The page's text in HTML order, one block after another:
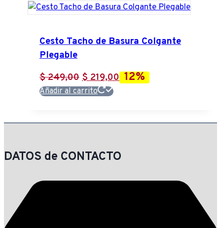
Cesto Tacho de Basura Colgante
Plegable
$249,00 El
precio
era:
$219,00El
es:
12%
Añadir al carrito
DATOS de CONTACTO